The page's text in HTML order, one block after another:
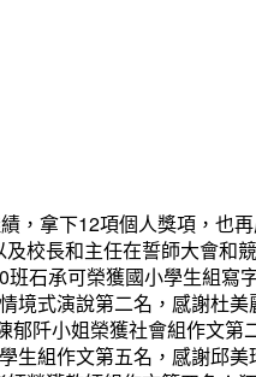
，拿下12項個人獎項，也
校長和主任在誓師大會和
石承可榮獲國小學生組
境式演說第二名，感謝杜
郁阡小姐榮獲社會組作文
生組作文第五名，感謝邱